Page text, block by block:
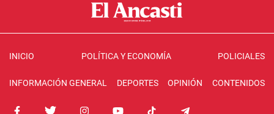
INICIO POLÍTICA Y ECONOMÍA POLICIALES
INFORMACIÓN GENERAL DEPORTES OPINIÓN CONTENIDOS